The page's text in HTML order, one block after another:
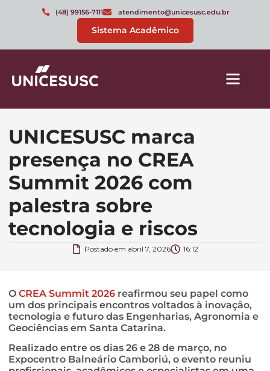
(48) 99156-7111 atendimento@unicesusc.edu.br
Sistema Acadêmico
UNICESUSC marca
presença no CREA
Summit 2026 com
palestra sobre
tecnologia e riscos
Postado em abril 7, 2026 16:12
O CREA Summit 2026 reafirmou seu papel como
um dos principais encontros voltados à inovação,
tecnologia e futuro das Engenharias, Agronomia e
Geociências em Santa Catarina.
Realizado entre os dias 26 e 28 de março, no
Expocentro Balneário Camboriú, o evento reuniu